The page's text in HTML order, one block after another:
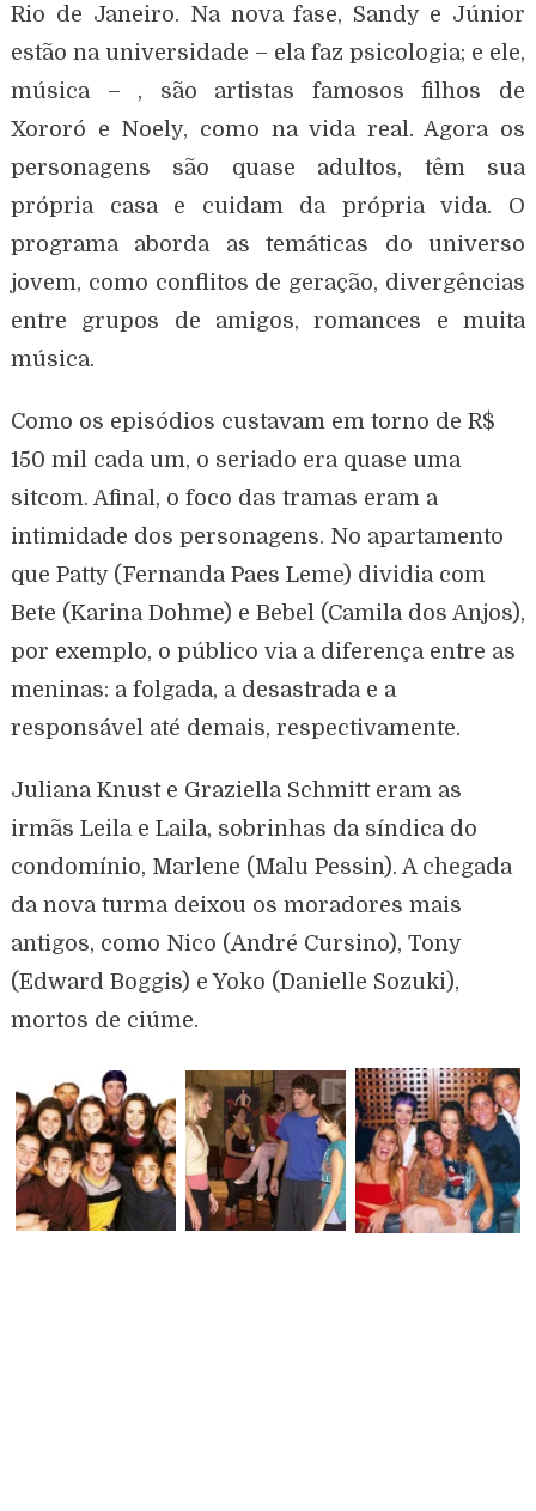
Rio de Janeiro. Na nova fase, Sandy e Júnior
estão na universidade – ela faz psicologia; e ele,
música – , são artistas famosos filhos de
Xororó e Noely, como na vida real. Agora os
personagens são quase adultos, têm sua
própria casa e cuidam da própria vida. O
programa aborda as temáticas do universo
jovem, como conflitos de geração, divergências
entre grupos de amigos, romances e muita
música.
Como os episódios custavam em torno de R$
150 mil cada um, o seriado era quase uma
sitcom. Afinal, o foco das tramas eram a
intimidade dos personagens. No apartamento
que Patty (Fernanda Paes Leme) dividia com
Bete (Karina Dohme) e Bebel (Camila dos Anjos),
por exemplo, o público via a diferença entre as
meninas: a folgada, a desastrada e a
responsável até demais, respectivamente.
Juliana Knust e Graziella Schmitt eram as
irmãs Leila e Laila, sobrinhas da síndica do
condomínio, Marlene (Malu Pessin). A chegada
da nova turma deixou os moradores mais
antigos, como Nico (André Cursino), Tony
(Edward Boggis) e Yoko (Danielle Sozuki),
mortos de ciúme.